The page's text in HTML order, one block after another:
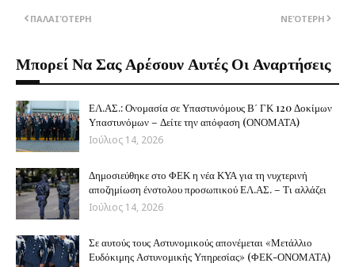
ΝΕΌΤΕΡΗ
ΠΑΛΑΙΌΤΕΡΗ
Μπορεί Να Σας Αρέσουν Αυτές Οι Αναρτήσεις
ΕΛ.ΑΣ.: Ονομασία σε Υπαστυνόμους Β΄ ΓΚ 120 Δοκίμων
Υπαστυνόμων – Δείτε την απόφαση (ΟΝΟΜΑΤΑ)
Ιούλιος 14, 2026
Δημοσιεύθηκε στο ΦΕΚ η νέα ΚΥΑ για τη νυχτερινή
αποζημίωση ένστολου προσωπικού ΕΛ.ΑΣ. – Τι αλλάζει
Ιούλιος 14, 2026
Σε αυτούς τους Αστυνομικούς απονέμεται «Μετάλλιο
Ευδόκιμης Αστυνομικής Υπηρεσίας» (ΦΕΚ-ΟΝΟΜΑΤΑ)